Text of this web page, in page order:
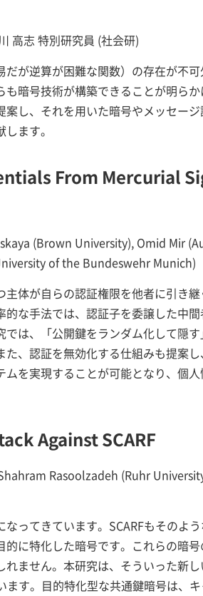
高志 特別研究員 (社会研)
が逆算が困難な関数）の存在が不
暗号技術が構築できることが明ら
し、それを用いた暗号やメッセー
ます。
From Mercurial
(Brown University), Omid Mir
of the Bundeswehr Munich)
体が自らの認証権限を他者に引き
な手法では、認証子を委譲した中
は、「公開鍵をランダム化して隠
、認証を無効化する仕組みも提案
を実現することが可能となり、個
Against SCARF
Rasoolzadeh (Ruhr
ってきています。SCARFもそのよ
に特化した暗号です。これらの暗
れません。本研究は、そういった
す。目的特化型な共通鍵暗号は、